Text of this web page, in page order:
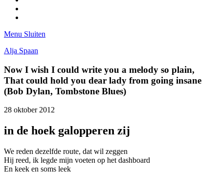
Menu Sluiten
Alja Spaan
Now I wish I could write you a melody so plain,
That could hold you dear lady from going insane
(Bob Dylan, Tombstone Blues)
28 oktober 2012
in de hoek galopperen zij
We reden dezelfde route, dat wil zeggen
Hij reed, ik legde mijn voeten op het dashboard
En keek en soms leek